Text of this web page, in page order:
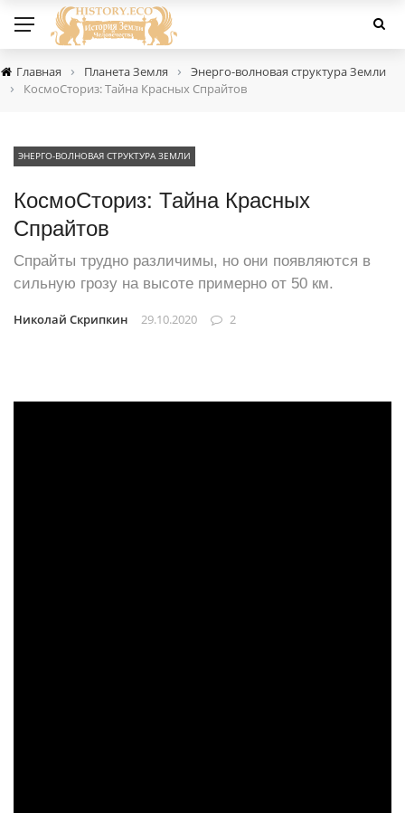
Главная › Планета Земля › Энерго-волновая структура Земли
› КосмоСториз: Тайна Красных Спрайтов
ЭНЕРГО-ВОЛНОВАЯ СТРУКТУРА ЗЕМЛИ
КосмоСториз: Тайна Красных
Спрайтов
Спрайты трудно различимы, но они появляются в
сильную грозу на высоте примерно от 50 км.
Николай Скрипкин 29.10.2020 2